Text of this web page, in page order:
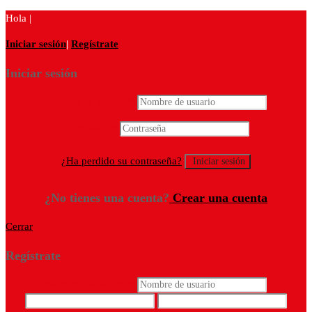
Hola |
Iniciar sesión| Regístrate
Iniciar sesión
¿Ha perdido su contraseña?
¿No tienes una cuenta? Crear una cuenta
Cerrar
Regístrate